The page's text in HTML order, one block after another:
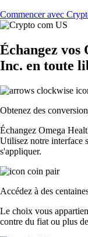
Commencer avec
Échangez vos
Inc. en toute
Obtenez des
Échangez Omega
Utilisez notre interface
s'appliquer.
Accédez à des
Le choix vous
contre du fiat ou plus